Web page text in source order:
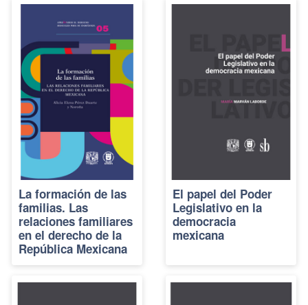
La formación de las
familias. Las
relaciones familiares
en el derecho de la
República Mexicana
El papel del Poder
Legislativo en la
democracia
mexicana